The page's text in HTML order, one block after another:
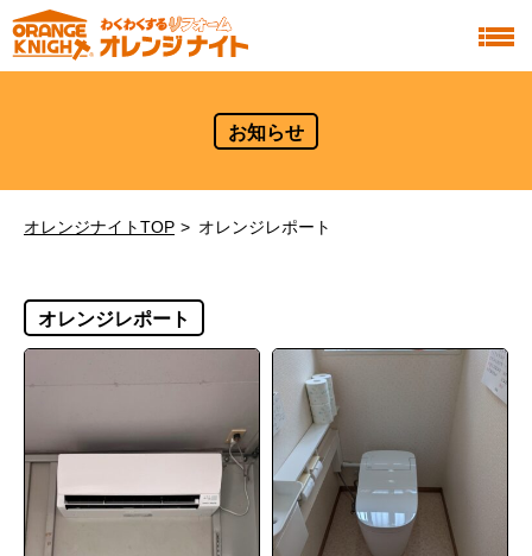
お知らせ
オレンジナイトTOP オレンジレポート
オレンジレポート